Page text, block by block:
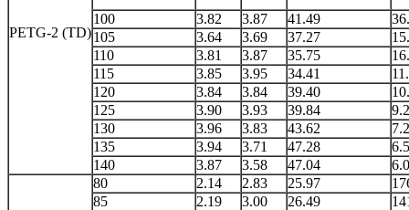
PETG-2 (TD)
100 3.82 3.87 41.49
105
3.64 3.69 37.27
110
3.81 3.87 35.75
115
3.85 3.95 34.41
120
3.84 3.84 39.40
125
3.90 3.93 39.84
130
3.96 3.83 43.62
135
3.94 3.71 47.28
140
3.87 3.58 47.04
80 2.14 2.83 25.97
85
2.19 3.00 26.49